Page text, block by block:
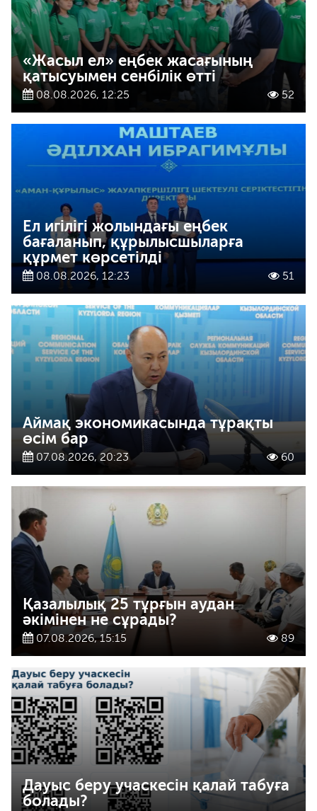
«Жасыл ел» еңбек жасағының
қатысуымен сенбілік өтті
08.08.2026, 12:25 52
Ел игілігі жолындағы еңбек
бағаланып, құрылысшыларға
құрмет көрсетілді
08.08.2026, 12:23 51
Аймақ экономикасында тұрақты
өсім бар
07.08.2026, 20:23 60
Қазалылық 25 тұрғын аудан
әкімінен не сұрады?
07.08.2026, 15:15 89
Дауыс беру учаскесін қалай табуға
болады?